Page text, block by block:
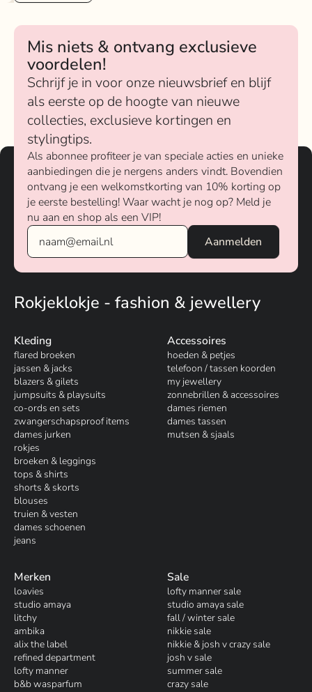
Mis niets & ontvang exclusieve
voordelen!
Schrijf je in voor onze nieuwsbrief en blijf
als eerste op de hoogte van nieuwe
collecties, exclusieve kortingen en
stylingtips.
Als abonnee profiteer je van speciale acties en unieke
aanbiedingen die je nergens anders vindt. Bovendien
ontvang je een welkomstkorting van 10% korting op
je eerste bestelling! Waar wacht je nog op? Meld je
nu aan en shop als een VIP!
Rokjeklokje - fashion & jewellery
Kleding
flared broeken
jassen & jacks
blazers & gilets
jumpsuits & playsuits
co-ords en sets
zwangerschapsproof items
dames jurken
rokjes
broeken & leggings
tops & shirts
shorts & skorts
blouses
truien & vesten
dames schoenen
jeans
Accessoires
hoeden & petjes
telefoon / tassen koorden
my jewellery
zonnebrillen & accessoires
dames riemen
dames tassen
mutsen & sjaals
Merken
loavies
studio amaya
litchy
ambika
alix the label
refined department
lofty manner
b&b wasparfum
Sale
lofty manner sale
studio amaya sale
fall / winter sale
nikkie sale
nikkie & josh v crazy sale
josh v sale
summer sale
crazy sale